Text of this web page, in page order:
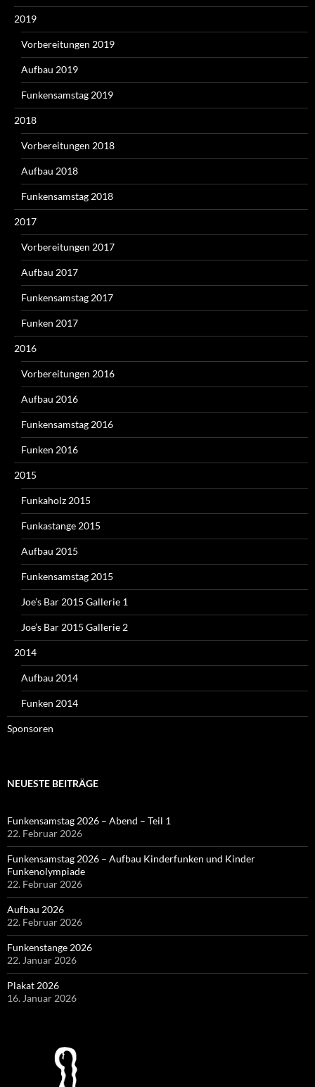
2019
Vorbereitungen 2019
Aufbau 2019
Funkensamstag 2019
2018
Vorbereitungen 2018
Aufbau 2018
Funkensamstag 2018
2017
Vorbereitungen 2017
Aufbau 2017
Funkensamstag 2017
Funken 2017
2016
Vorbereitungen 2016
Aufbau 2016
Funkensamstag 2016
Funken 2016
2015
Funkaholz 2015
Funkastange 2015
Aufbau 2015
Funkensamstag 2015
Joe’s Bar 2015 Gallerie 1
Joe’s Bar 2015 Gallerie 2
2014
Aufbau 2014
Funken 2014
Sponsoren
NEUESTE BEITRÄGE
Funkensamstag 2026 – Abend – Teil 1
22. Februar 2026
Funkensamstag 2026 – Aufbau Kinderfunken und Kinder
Funkenolympiade
22. Februar 2026
Aufbau 2026
22. Februar 2026
Funkenstange 2026
22. Januar 2026
Plakat 2026
16. Januar 2026